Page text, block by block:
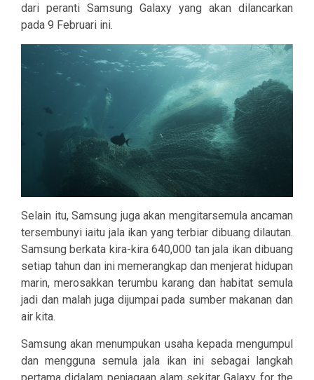
dari peranti Samsung Galaxy yang akan dilancarkan
pada 9 Februari ini.
Selain itu, Samsung juga akan mengitarsemula ancaman
tersembunyi iaitu jala ikan yang terbiar dibuang dilautan.
Samsung berkata kira-kira 640,000 tan jala ikan dibuang
setiap tahun dan ini memerangkap dan menjerat hidupan
marin, merosakkan terumbu karang dan habitat semula
jadi dan malah juga dijumpai pada sumber makanan dan
air kita.
Samsung akan menumpukan usaha kepada mengumpul
dan mengguna semula jala ikan ini sebagai langkah